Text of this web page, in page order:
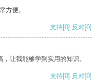
方便。
支持[0] 反对[0]
让我能够学到实用的知识。
支持[0] 反对[0]